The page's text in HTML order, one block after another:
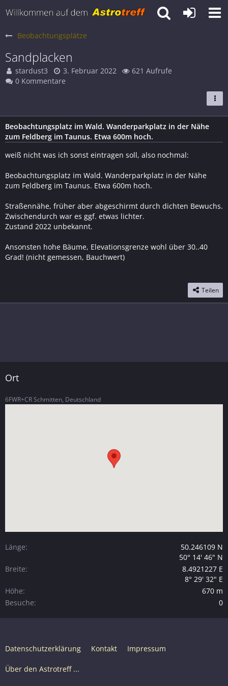
Beobachtungsplätze
Sandplacken
stardust3 3. Februar 2022
621 Aufrufe
0 Kommentare
Beobachtungsplatz im Wald. Wanderparkplatz in der Nähe
zum Feldberg im Taunus. Etwa 600m hoch.
weiß nicht was ich sonst eintragen soll, also nochmal:
Beobachtungsplatz im Wald. Wanderparkplatz in der Nähe
zum Feldberg im Taunus. Etwa 600m hoch.
Straßennähe, früher aber abgeschirmt durch dichten Bewuchs.
Zwischendurch war es ggf. etwas lichter.
Zustand 2022 unbekannt.
Ansonsten hohe Bäume, Elevationsgrenze wohl über 30..40
Grad! (nicht gemessen, Bauchwert)
Teilen
Ort
6FWR+CR Schmitten, Deutschland
Länge
50.246109 N
50° 14' 46" N
Breite
8.4921227 E
8° 29' 32" E
Höhe
670 m
Besuche
0
Datenschutzerklärung Kontakt Impressum
Über den Astrotreff ...